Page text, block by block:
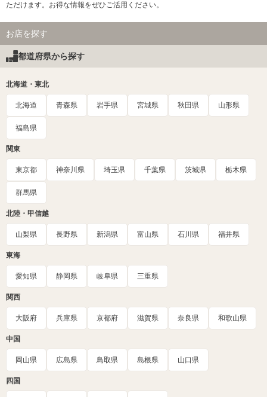
ただけます。お得な情報をぜひご活用ください。
お店を探す
都道府県から探す
北海道・東北
北海道 青森県 岩手県 宮城県 秋田県 山形県
福島県
関東
東京都 神奈川県 埼玉県 千葉県 茨城県 栃木県
群馬県
北陸・甲信越
山梨県 長野県 新潟県 富山県 石川県 福井県
東海
愛知県 静岡県 岐阜県 三重県
関西
大阪府 兵庫県 京都府 滋賀県 奈良県 和歌山県
中国
岡山県 広島県 鳥取県 島根県 山口県
四国